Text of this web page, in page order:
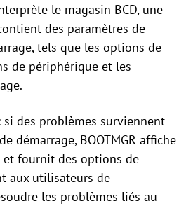
le magasin BCD, une
des paramètres de
tels que les options de
de périphérique et les
si des problèmes surviennent
démarrage, BOOTMGR affiche
et fournit des options de
aux utilisateurs de
les problèmes liés au